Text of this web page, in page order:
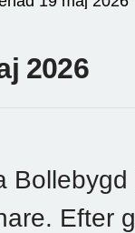
2026
Efter